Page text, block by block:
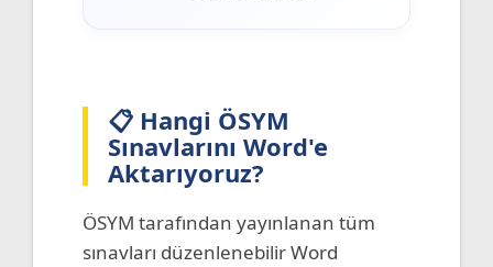
📋 Hangi ÖSYM
Sınavlarını Word'e
Aktarıyoruz?
ÖSYM tarafından yayınlanan tüm
sınavları düzenlenebilir Word